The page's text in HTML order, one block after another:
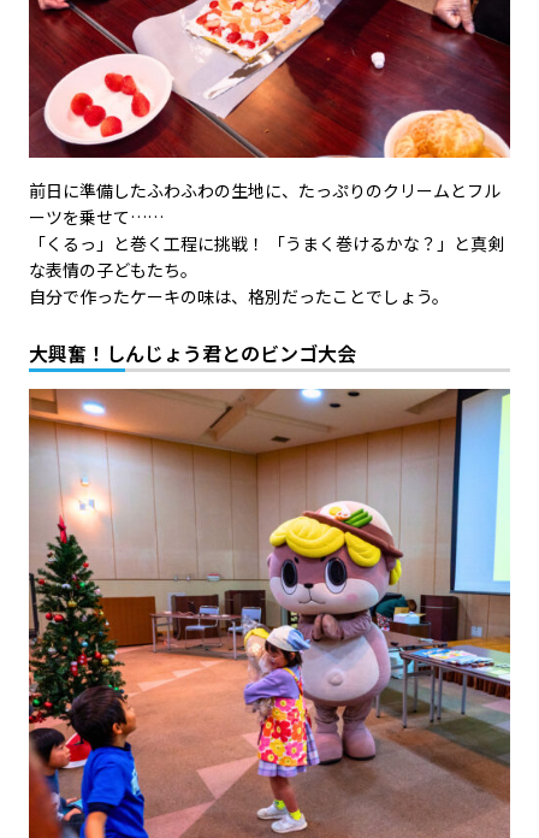
前日に準備したふわふわの生地に、たっぷりのクリームとフル
ーツを乗せて……
「くるっ」と巻く工程に挑戦！ 「うまく巻けるかな？」と真剣
な表情の子どもたち。
自分で作ったケーキの味は、格別だったことでしょう。
大興奮！しんじょう君とのビンゴ大会